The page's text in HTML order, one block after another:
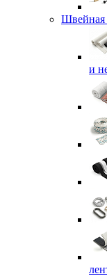
Швейная
и